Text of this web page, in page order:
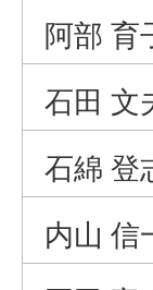
阿部 育
石田 文
石綿 登
内山 信